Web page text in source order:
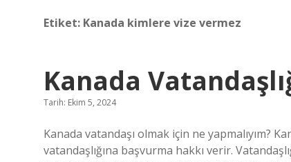
Etiket: Kanada kimlere vize vermez
Kanada
Tarih: Ekim 5, 2024
Kanada vatandaşı olmak için ne yapmalıyım?
vatandaşlığına başvurma hakkı verir.